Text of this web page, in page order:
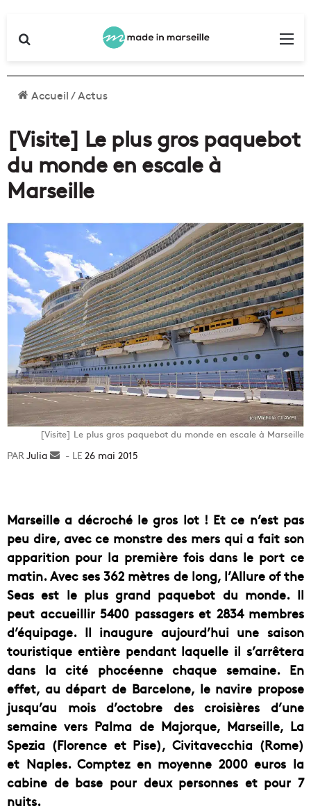
Accueil/Actus
[Visite] Le plus gros paquebot
du monde en escale à
Marseille
[Visite] Le plus gros paquebot du monde en escale à Marseille
Julia
Envoyer26 mai 2015
Marseille a décroché le gros lot ! Et ce n’est pas
peu dire, avec ce monstre des mers qui a fait son
apparition pour la première fois dans le port ce
matin. Avec ses 362 mètres de long, l’Allure of the
Seas est le plus grand paquebot du monde. Il
peut accueillir 5400 passagers et 2834 membres
d’équipage. Il inaugure aujourd’hui une saison
touristique entière pendant laquelle il s’arrêtera
dans la cité phocéenne chaque semaine. En
effet, au départ de Barcelone, le navire propose
jusqu’au mois d’octobre des croisières d’une
semaine vers Palma de Majorque, Marseille, La
Spezia (Florence et Pise), Civitavecchia (Rome)
et Naples. Comptez en moyenne 2000 euros la
cabine de base pour deux personnes et pour 7
nuits.